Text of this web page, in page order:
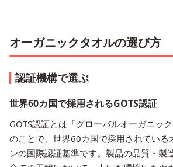
オーガニックタオルの選び方
認証機構で選ぶ
世界60カ国で採用されるGOTS認証
GOTS認証とは「グローバルオーガニッ
のことで、世界60カ国で採用されている
ンの国際認証基準です。製品の品質・製